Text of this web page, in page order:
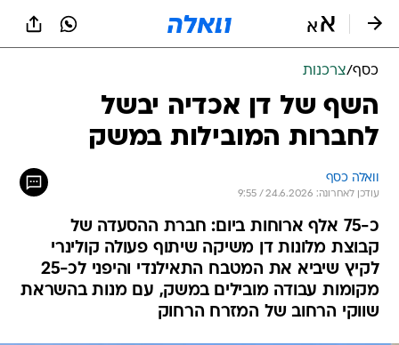
כסף/צרכנות
השף של דן אכדיה יבשל
לחברות המובילות במשק
וואלה כסף
עודכן לאחרונה: 24.6.2026 / 9:55
כ-75 אלף ארוחות ביום: חברת ההסעדה של
קבוצת מלונות דן משיקה שיתוף פעולה קולינרי
לקיץ שיביא את המטבח התאילנדי והיפני לכ-25
מקומות עבודה מובילים במשק, עם מנות בהשראת
שווקי הרחוב של המזרח הרחוק